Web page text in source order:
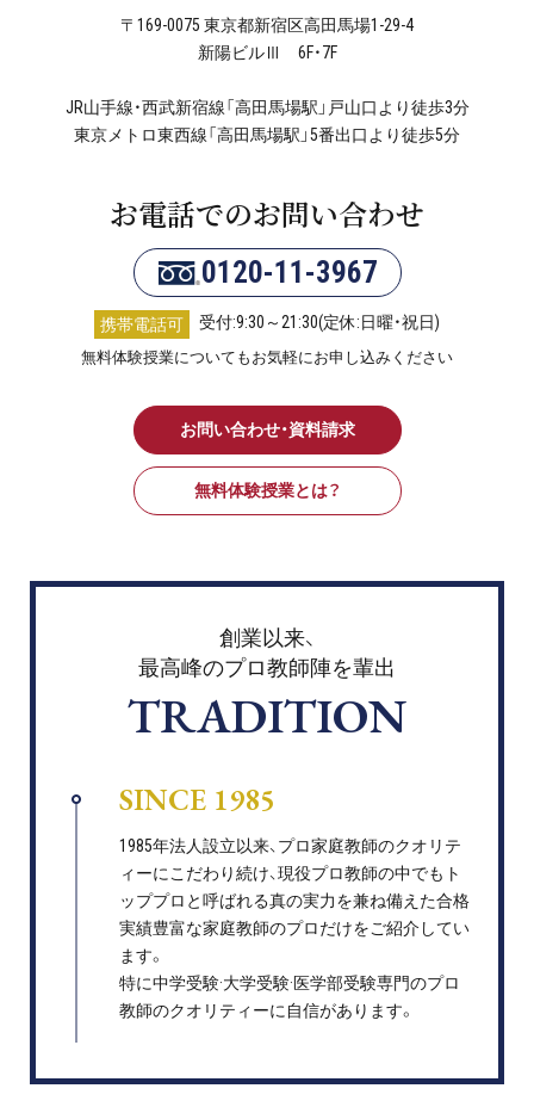
〒169-0075 東京都新宿区高田馬場1-29-4
新陽ビルⅢ 6F・7F
JR山手線・西武新宿線「高田馬場駅」戸山口より徒歩3分
東京メトロ東西線「高田馬場駅」5番出口より徒歩5分
お電話でのお問い合わせ
0120-11-3967
携帯電話可 受付:9:30～21:30(定休:日曜・祝日)
無料体験授業についてもお気軽にお申し込みください
お問い合わせ・資料請求
無料体験授業とは？
創業以来、
最高峰のプロ教師陣を輩出
TRADITION
SINCE 1985
1985年法人設立以来、プロ家庭教師のクオリテ
ィーにこだわり続け、現役プロ教師の中でもト
ッププロと呼ばれる真の実力を兼ね備えた合格
実績豊富な家庭教師のプロだけをご紹介してい
ます。
特に中学受験·大学受験·医学部受験専門のプロ
教師のクオリティーに自信があります。